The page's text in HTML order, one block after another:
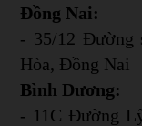
Đồng Nai:
- 35/12 Đường
Hòa, Đồng Nai
Bình Dương:
- 11C Đường